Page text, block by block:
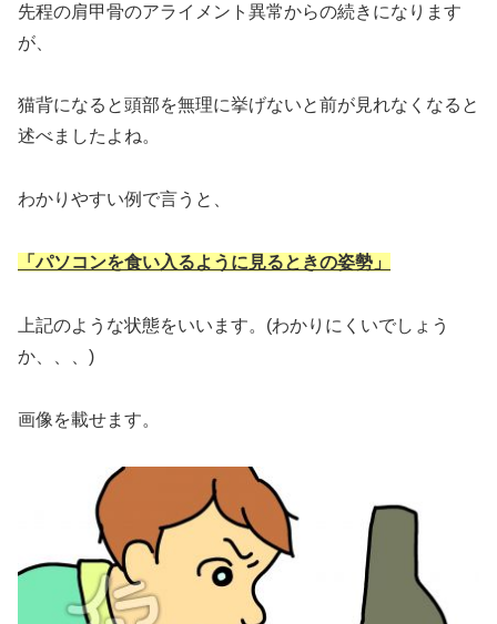
先程の肩甲骨のアライメント異常からの続きになります
が、
猫背になると頭部を無理に挙げないと前が見れなくなると
述べましたよね。
わかりやすい例で言うと、
「パソコンを食い入るように見るときの姿勢」
上記のような状態をいいます。(わかりにくいでしょう
か、、、)
画像を載せます。